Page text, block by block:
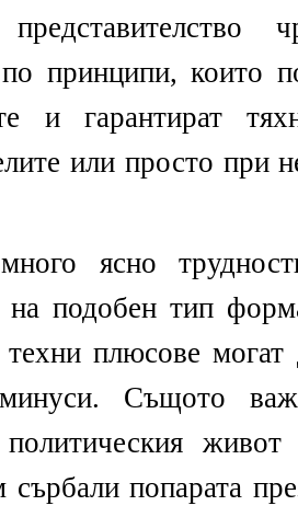
представителство
принципи, които
и гарантират
или просто при
ясно
на подобен тип
техни плюсове
Същото
сърбали попарата